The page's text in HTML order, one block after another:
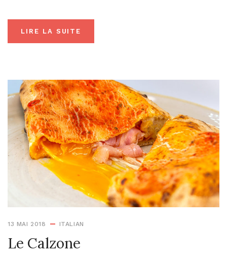
LIRE LA SUITE
13 MAI 2018 ITALIAN
Le Calzone